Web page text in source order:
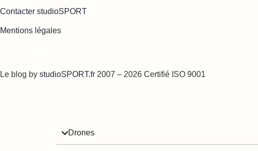
Contacter studioSPORT
Mentions légales
Le blog by studioSPORT.fr 2007 – 2026 Certifié ISO 9001
Drones